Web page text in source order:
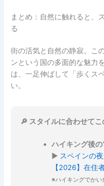
まとめ：自然に触れると、
る
街の活気と自然の静寂。こ
ンという国の多面的な魅力
は、一足伸ばして「歩くス
い。
🔎 スタイルに合わせてこ
ハイキング後の
▶ スペインの
【2026】在住
※ハイキングでかい